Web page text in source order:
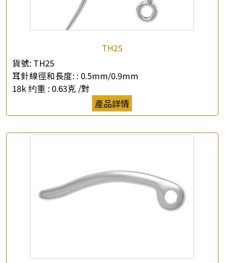
TH25
貨號: TH25
耳針線徑和長度: : 0.5mm/0.9mm
18k 约重 : 0.63克 /對
產品詳情